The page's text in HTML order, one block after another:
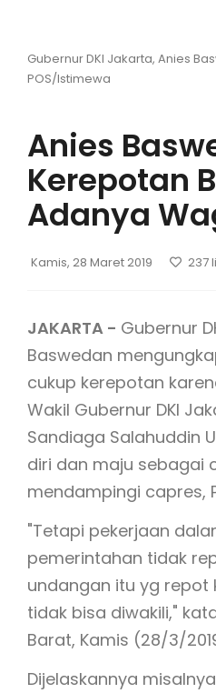
Gubernur DKI Jakarta, Anies
POS/Istimewa
Anies
Kerepotan
Adanya
Kamis, 28 Maret 2019 237
JAKARTA - Gubernur
Baswedan
cukup kerepotan
Wakil Gubernur DKI
Sandiaga Salahuddin
diri dan maju sebagai
mendampingi capres,
"Tetapi pekerjaan
pemerintahan tidak
undangan itu yg repot
tidak bisa diwakili,"
Barat, Kamis (28/3/
Dijelaskannya